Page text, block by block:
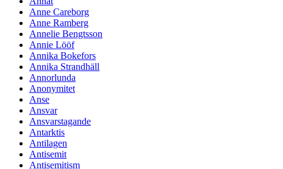
Anne Careborg
Anne Ramberg
Annelie Bengtsson
Annie Lööf
Annika Bokefors
Annika Strandhäll
Annorlunda
Anonymitet
Anse
Ansvar
Ansvarstagande
Antarktis
Antilagen
Antisemit
Antisemitism